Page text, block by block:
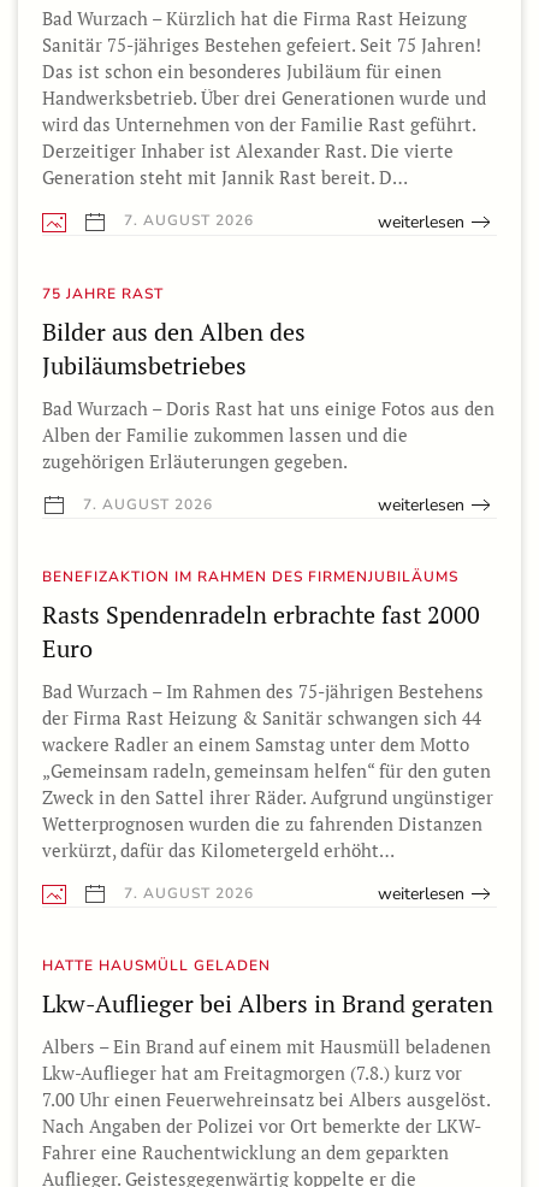
Bad Wurzach – Kürzlich hat die Firma Rast Heizung
Sanitär 75-jähriges Bestehen gefeiert. Seit 75 Jahren!
Das ist schon ein besonderes Jubiläum für einen
Handwerksbetrieb. Über drei Generationen wurde und
wird das Unternehmen von der Familie Rast geführt.
Derzeitiger Inhaber ist Alexander Rast. Die vierte
Generation steht mit Jannik Rast bereit. D…
7. AUGUST 2026 weiterlesen
75 JAHRE RAST
Bilder aus den Alben des
Jubiläumsbetriebes
Bad Wurzach – Doris Rast hat uns einige Fotos aus den
Alben der Familie zukommen lassen und die
zugehörigen Erläuterungen gegeben.
7. AUGUST 2026 weiterlesen
BENEFIZAKTION IM RAHMEN DES FIRMENJUBILÄUMS
Rasts Spendenradeln erbrachte fast 2000
Euro
Bad Wurzach – Im Rahmen des 75-jährigen Bestehens
der Firma Rast Heizung & Sanitär schwangen sich 44
wackere Radler an einem Samstag unter dem Motto
„Gemeinsam radeln, gemeinsam helfen“ für den guten
Zweck in den Sattel ihrer Räder. Aufgrund ungünstiger
Wetterprognosen wurden die zu fahrenden Distanzen
verkürzt, dafür das Kilometergeld erhöht…
7. AUGUST 2026 weiterlesen
HATTE HAUSMÜLL GELADEN
Lkw-Auflieger bei Albers in Brand geraten
Albers – Ein Brand auf einem mit Hausmüll beladenen
Lkw-Auflieger hat am Freitagmorgen (7.8.) kurz vor
7.00 Uhr einen Feuerwehreinsatz bei Albers ausgelöst.
Nach Angaben der Polizei vor Ort bemerkte der LKW-
Fahrer eine Rauchentwicklung an dem geparkten
Auflieger. Geistesgegenwärtig koppelte er die